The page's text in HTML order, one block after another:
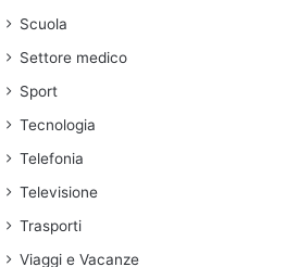
Scuola
Settore medico
Sport
Tecnologia
Telefonia
Televisione
Trasporti
Viaggi e Vacanze